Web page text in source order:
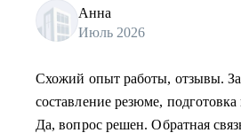
Анна
Июль 2026
Схожий опыт работы, отзывы.
составление резюме,
Да, вопрос решен. Обратная